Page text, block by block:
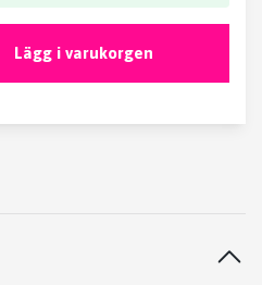
Lägg i varukorgen